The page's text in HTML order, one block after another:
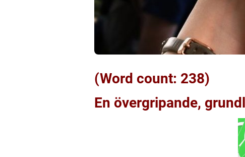
(Word count: 238)
En övergripande,